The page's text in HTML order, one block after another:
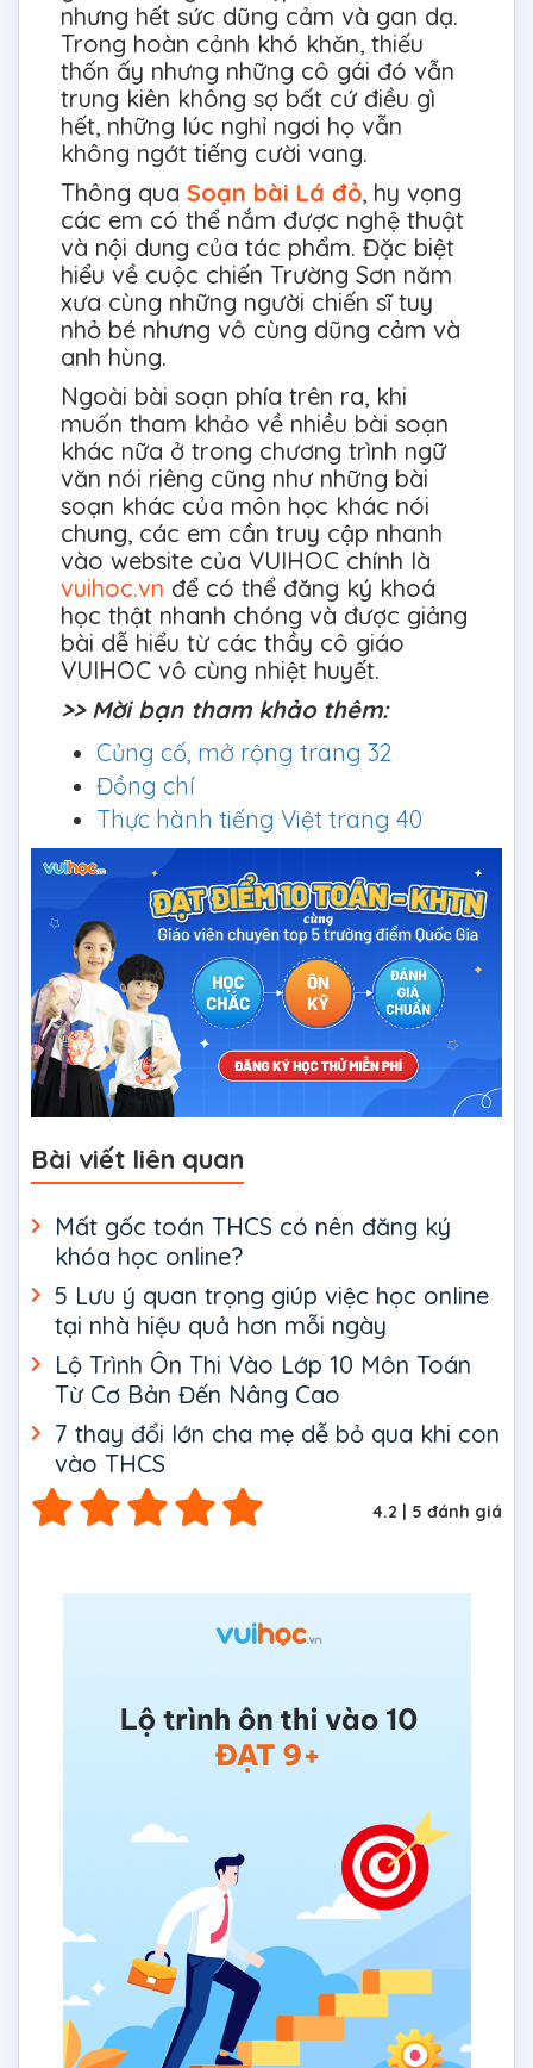
nhưng hết sức dũng cảm và gan dạ.
Trong hoàn cảnh khó khăn, thiếu
thốn ấy nhưng những cô gái đó vẫn
trung kiên không sợ bất cứ điều gì
hết, những lúc nghỉ ngơi họ vẫn
không ngớt tiếng cười vang.
Thông qua Soạn bài Lá đỏ, hy vọng
các em có thể nắm được nghệ thuật
và nội dung của tác phẩm. Đặc biệt
hiểu về cuộc chiến Trường Sơn năm
xưa cùng những người chiến sĩ tuy
nhỏ bé nhưng vô cùng dũng cảm và
anh hùng.
Ngoài bài soạn phía trên ra, khi
muốn tham khảo về nhiều bài soạn
khác nữa ở trong chương trình ngữ
văn nói riêng cũng như những bài
soạn khác của môn học khác nói
chung, các em cần truy cập nhanh
vào website của VUIHOC chính là
vuihoc.vn để có thể đăng ký khoá
học thật nhanh chóng và được giảng
bài dễ hiểu từ các thầy cô giáo
VUIHOC vô cùng nhiệt huyết.
>> Mời bạn tham khảo thêm:
Củng cố, mở rộng trang 32
Đồng chí
Thực hành tiếng Việt trang 40
Bài viết liên quan
Mất gốc toán THCS có nên đăng ký
khóa học online?
5 Lưu ý quan trọng giúp việc học online
tại nhà hiệu quả hơn mỗi ngày
Lộ Trình Ôn Thi Vào Lớp 10 Môn Toán
Từ Cơ Bản Đến Nâng Cao
7 thay đổi lớn cha mẹ dễ bỏ qua khi con
vào THCS
4.2 5 đánh giá